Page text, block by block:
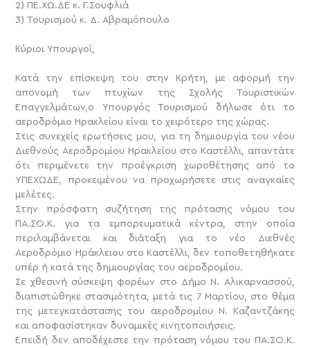
2) ΠΕ.ΧΩ.ΔΕ κ. Γ.Σουφλιά
3) Τουρισμού κ. Δ. Αβραμόπουλο
Κύριοι Υπουργοί,
Κατά την επίσκεψη του στην Κρήτη, με αφορμή την
απονομή των πτυχίων της Σχολής Τουριστικών
Επαγγελμάτων,ο Υπουργός Τουρισμού δήλωσε ότι το
αεροδρόμιο Ηρακλείου είναι το χειρότερο της χώρας.
Στις συνεχείς ερωτήσεις μου, για τη δημιουργία του νέου
Διεθνούς Αεροδρομίου Ηρακλείου στο Καστέλλι, απαντάτε
ότι περιμένετε την προέγκριση χωροθέτησης από το
ΥΠΕΧΩΔΕ, προκειμένου να προχωρήσετε στις αναγκαίες
μελέτες.
Στην πρόσφατη συζήτηση της πρότασης νόμου του
ΠΑ.ΣΟ.Κ. για τα εμπορευματικά κέντρα, στην οποία
περιλαμβάνεται και διάταξη για το νέο Διεθνές
Αεροδρόμιο Ηράκλειου στο Καστέλλι, δεν τοποθετηθήκατε
υπέρ ή κατά της δημιουργίας του αεροδρομίου.
Σε χθεσινή σύσκεψη φορέων στο Δήμο Ν. Αλικαρνασσού,
διαπιστώθηκε στασιμότητα, μετά τις 7 Μαρτίου, στο θέμα
της μετεγκατάστασης του αεροδρομίου Ν. Καζαντζάκης
και αποφασίστηκαν δυναμικές κινητοποιήσεις.
Επειδή δεν αποδέχεστε την πρόταση νόμου του ΠΑ.ΣΟ.Κ.